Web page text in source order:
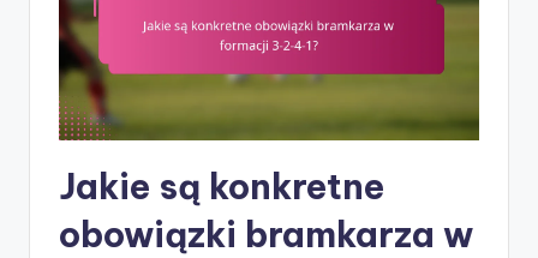
Jakie są konkretne
obowiązki bramkarza w